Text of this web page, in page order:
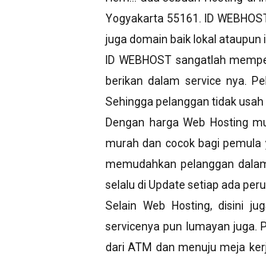
Yogyakarta 55161. ID
juga domain baik lokal ataupun
ID WEBHOST sangatlah
berikan dalam service nya.
Sehingga pelanggan tidak
Dengan harga Web Hosting
murah dan cocok bagi pemula
memudahkan pelanggan
selalu di Update setiap ada
Selain Web Hosting, disini
servicenya pun lumayan juga.
dari ATM dan menuju meja